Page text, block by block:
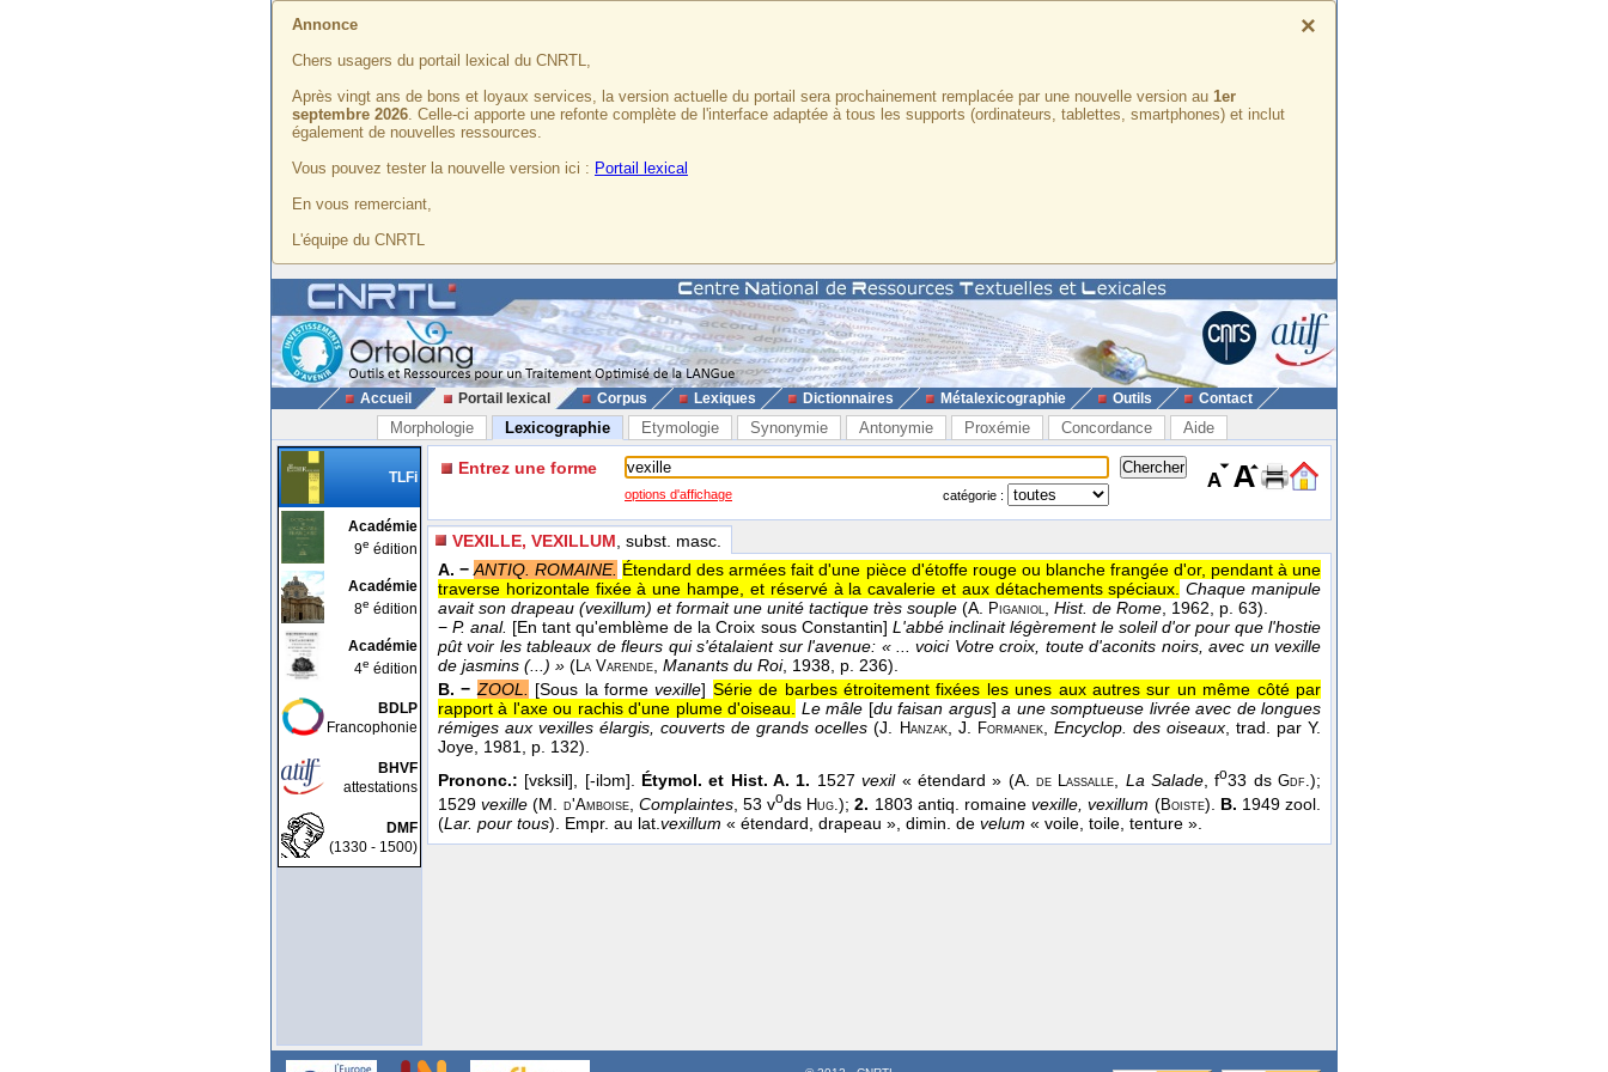
×
Annonce
Chers usagers du portail lexical du CNRTL,
Après vingt ans de bons et loyaux services, la version actuelle du portail sera prochainement remplacée par une nouvelle version au 1er
septembre 2026. Celle-ci apporte une refonte complète de l'interface adaptée à tous les supports (ordinateurs, tablettes, smartphones) et inclut
également de nouvelles ressources.
Vous pouvez tester la nouvelle version ici : Portail lexical
En vous remerciant,
L'équipe du CNRTL
Accueil Portail lexical Corpus Lexiques Dictionnaires Métalexicographie Outils Contact
Morphologie Lexicographie Etymologie Synonymie Antonymie Proxémie Concordance Aide
TLFi
Académie
9e édition
Académie
8e édition
Académie
4e édition
BDLP
Francophonie
BHVF
attestations
DMF
(1330 - 1500)
Entrez une forme
options d'affichage catégorie :
VEXILLE, VEXILLUM , subst. masc.
A. − ANTIQ. ROMAINE. Étendard des armées fait d'une pièce d'étoffe rouge ou blanche frangée d'or, pendant à une
traverse horizontale fixée à une hampe, et réservé à la cavalerie et aux détachements spéciaux. Chaque manipule
avait son drapeau (vexillum) et formait une unité tactique très souple (A. Piganiol, Hist. de Rome, 1962, p. 63).
−P. anal. [En tant qu'emblème de la Croix sous Constantin] L'abbé inclinait légèrement le soleil d'or pour que l'hostie
pût voir les tableaux de fleurs qui s'étalaient sur l'avenue: « ... voici Votre croix, toute d'aconits noirs, avec un vexille
de jasmins (...) » (La Varende, Manants du Roi, 1938, p. 236).
B. − ZOOL. [Sous la formevexille] Série de barbes étroitement fixées les unes aux autres sur un même côté par
rapport à l'axe ou rachis d'une plume d'oiseau. Le mâle [du faisan argus]a une somptueuse livrée avec de longues
rémiges aux vexilles élargis, couverts de grands ocelles (J. Hanzak, J. Formanek, Encyclop. des oiseaux, trad. par Y.
Joye, 1981, p. 132).
Prononc.: [vεksil], [-ilɔm]. Étymol. et Hist. A. 1. 1527vexil« étendard » (A. de Lassalle La Salade , fo33 dsGdf.);
1529vexille (M. d'Amboise, Complaintes, 53 vods Hug.);2. 1803 antiq. romainevexille, vexillum (Boiste). B. 1949 zool.
(Lar. pour tous). Empr. au lat. vexillum « étendard, drapeau », dimin. de velum « voile, toile, tenture ».